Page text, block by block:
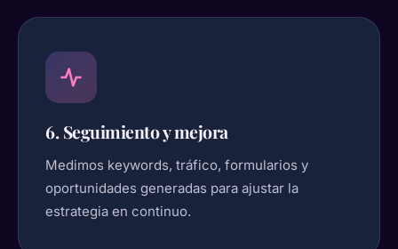
6. Seguimiento y mejora
Medimos keywords, tráfico, formularios y
oportunidades generadas para ajustar la
estrategia en continuo.